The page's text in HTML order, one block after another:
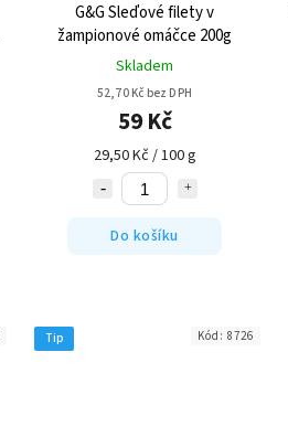
G&G Sleďové filety v
žampionové omáčce 200g
Skladem
52,70 Kč bez DPH
59 Kč
29,50 Kč / 100 g
Do košíku
Tip Kód: 8726